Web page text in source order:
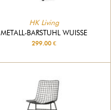
HK Living
METALL-BARSTUHL WUISSE
299.00 €